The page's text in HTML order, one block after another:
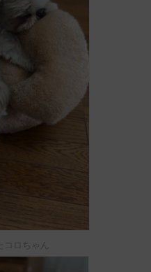
コロちゃん